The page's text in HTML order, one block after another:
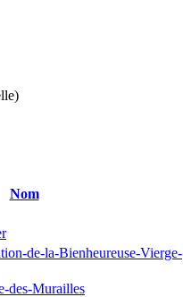
Nom
de-la-Bienheureuse-Vierge-
des-Murailles